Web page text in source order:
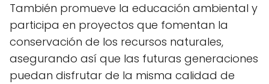
También promueve la educación ambiental y
participa en proyectos que fomentan la
conservación de los recursos naturales,
asegurando así que las futuras generaciones
puedan disfrutar de la misma calidad de